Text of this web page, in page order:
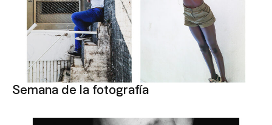
Semana de la fotografía